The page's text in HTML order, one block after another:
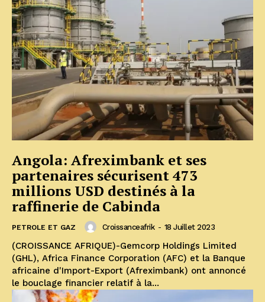
Angola: Afreximbank et ses
partenaires sécurisent 473
millions USD destinés à la
raffinerie de Cabinda
PETROLE ET GAZ Croissanceafrik - 18 Juillet 2023
(CROISSANCE AFRIQUE)-Gemcorp Holdings Limited
(GHL), Africa Finance Corporation (AFC) et la Banque
africaine d'Import-Export (Afreximbank) ont annoncé
le bouclage financier relatif à la...